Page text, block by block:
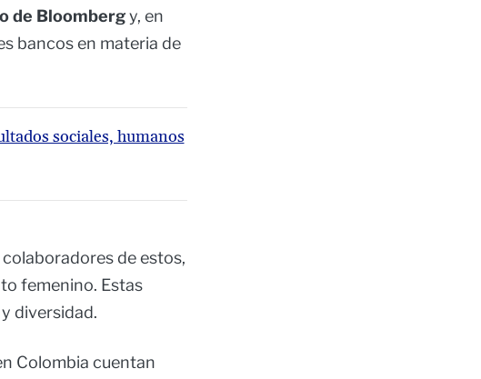
de Bloombergy, en
bancos en materia de
sociales, humanos
colaboradores de estos,
femenino. Estas
diversidad.
Colombia cuentan